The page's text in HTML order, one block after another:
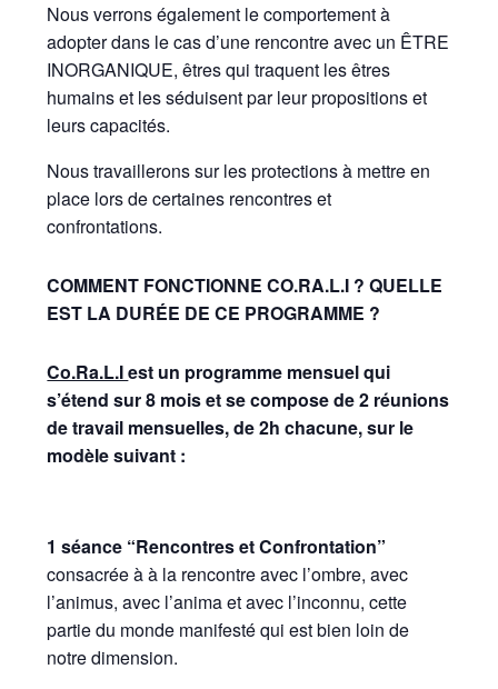
Nous verrons également le comportement à
adopter dans le cas d’une rencontre avec un ÊTRE
INORGANIQUE, êtres qui traquent les êtres
humains et les séduisent par leur propositions et
leurs capacités.
Nous travaillerons sur les protections à mettre en
place lors de certaines rencontres et
confrontations.
COMMENT FONCTIONNE CO.RA.L.I ?QUELLE
EST LA DURÉE DE CE PROGRAMME ?
Co.Ra.L.Iest un programme mensuel qui
s’étend sur 8 mois et se compose de 2 réunions
de travail mensuelles, de 2h chacune, sur le
modèle suivant :
1 séance “Rencontres et Confrontation”
consacrée à à la rencontre avec l’ombre, avec
l’animus, avec l’anima et avec l’inconnu, cette
partie du monde manifesté qui est bien loin de
notre dimension.